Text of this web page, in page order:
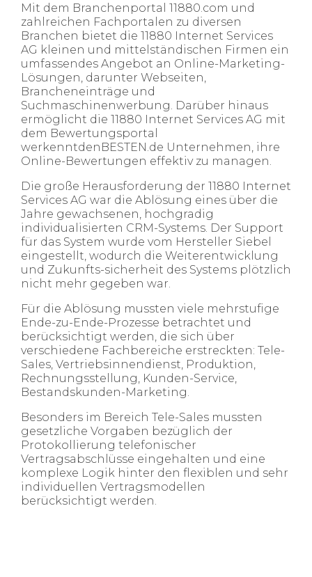
Mit dem Branchenportal 11880.com und
zahlreichen Fachportalen zu diversen
Branchen bietet die 11880 Internet Services
AG kleinen und mittelständischen Firmen ein
umfassendes Angebot an Online-Marketing-
Lösungen, darunter Webseiten,
Brancheneinträge und
Suchmaschinenwerbung. Darüber hinaus
ermöglicht die 11880 Internet Services AG mit
dem Bewertungsportal
werkenntdenBESTEN.de Unternehmen, ihre
Online-Bewertungen effektiv zu managen.
Die große Herausforderung der 11880 Internet
Services AG war die Ablösung eines über die
Jahre gewachsenen, hochgradig
individualisierten CRM-Systems. Der Support
für das System wurde vom Hersteller Siebel
eingestellt, wodurch die Weiterentwicklung
und Zukunfts-sicherheit des Systems plötzlich
nicht mehr gegeben war.​
Für die Ablösung mussten viele mehrstufige
Ende-zu-Ende-Prozesse betrachtet und
berücksichtigt werden, die sich über
verschiedene Fachbereiche erstreckten: Tele-
Sales, Vertriebsinnendienst, Produktion,
Rechnungsstellung, Kunden-Service,
Bestandskunden-Marketing.​
Besonders im Bereich Tele-Sales mussten
gesetzliche Vorgaben bezüglich der
Protokollierung telefonischer
Vertragsabschlüsse eingehalten und eine
komplexe Logik hinter den flexiblen und sehr
individuellen Vertragsmodellen
berücksichtigt werden. ​